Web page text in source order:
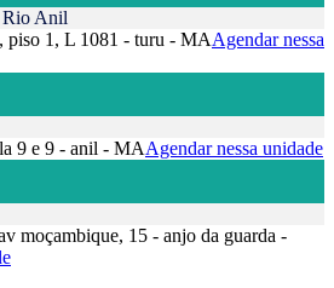
Rio Anil
piso 1, L 1081 - turu - MAAgendar nessa
9 e 9 - anil - MAAgendar nessa unidade
moçambique, 15 - anjo da guarda -